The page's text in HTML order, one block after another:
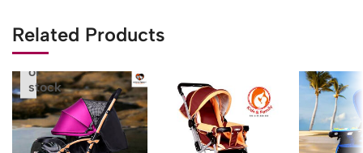
Related Products
Out
of
stock